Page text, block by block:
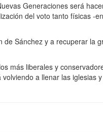
Generaciones será
del voto tanto físicas -
Sánchez y a recuperar la
más liberales y
a llenar las iglesias